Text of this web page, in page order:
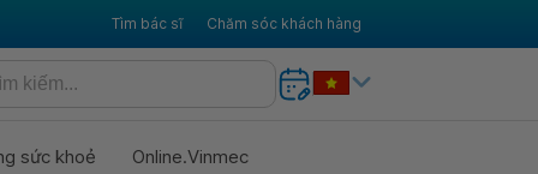
Tìm bác sĩ Chăm sóc khách hàng
sức khoẻ Online.Vinmec